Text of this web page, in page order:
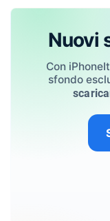
Nuovi
Con
sfondo